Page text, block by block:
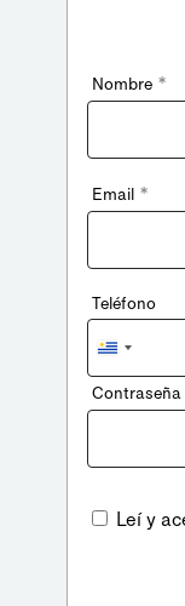
Nombre *
Email *
Teléfono
Uruguay
+598
Contraseña
Leí y